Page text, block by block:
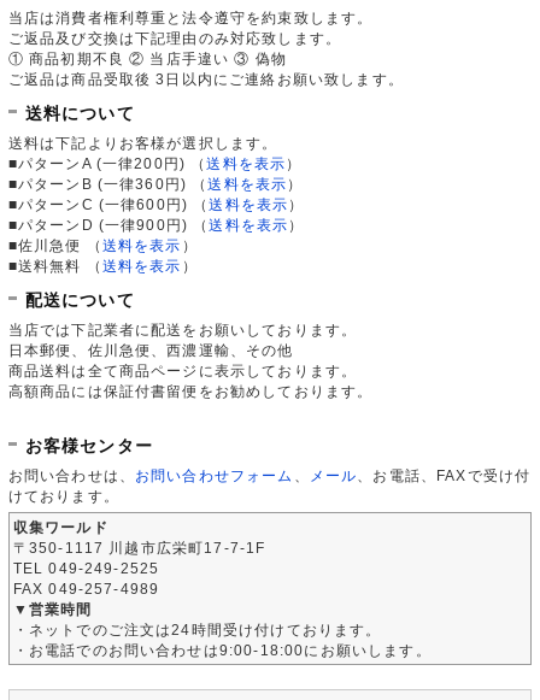
当店は消費者権利尊重と法令遵守を約束致します。
ご返品及び交換は下記理由のみ対応致します。
① 商品初期不良 ② 当店手違い ③ 偽物
ご返品は商品受取後 3日以内にご連絡お願い致します。
送料について
送料は下記よりお客様が選択します。
■パターンA (一律200円)
（送料を表示 ）
■パターンB (一律360円)
（送料を表示 ）
■パターンC (一律600円)
（送料を表示 ）
■パターンD (一律900円)
（送料を表示 ）
■佐川急便
（ 送料を表示 ）
■送料無料
（ 送料を表示 ）
配送について
当店では下記業者に配送をお願いしております。
日本郵便、佐川急便、西濃運輸、その他
商品送料は全て商品ページに表示しております。
高額商品には保証付書留便をお勧めしております。
お客様センター
お問い合わせは、 お問い合わせフォーム メール 、お電話、FAXで受け付
けております。
収集ワールド
〒350-1117 川越市広栄町17-7-1F
TEL 049-249-2525
FAX 049-257-4989
▼営業時間
・ネットでのご注文は24時間受け付けております。
・お電話でのお問い合わせは9:00-18:00にお願いします。